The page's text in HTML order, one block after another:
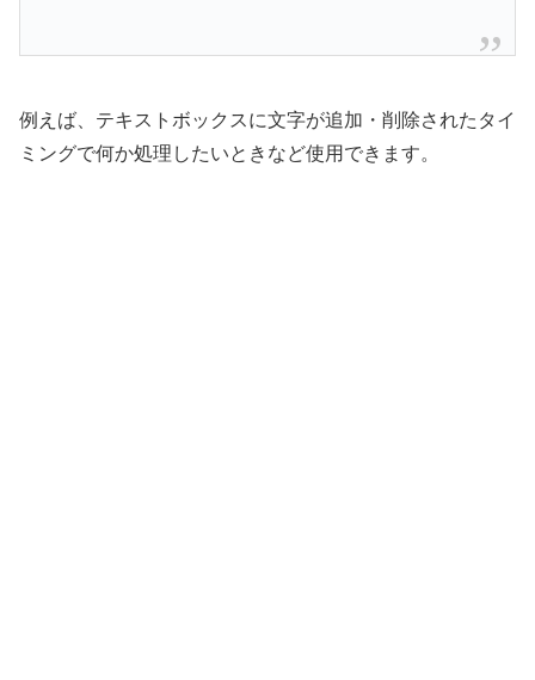
例えば、テキストボックスに文字が追加・削除されたタイ
ミングで何か処理したいときなど使用できます。